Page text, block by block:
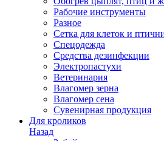
Рабочие инструменты
Разное
Сетка для клеток и
Спецодежда
Средства дезинфекции
Электропастухи
Ветеринария
Влагомер зерна
Влагомер сена
Сувенирная продукция
Для кроликов
Назад